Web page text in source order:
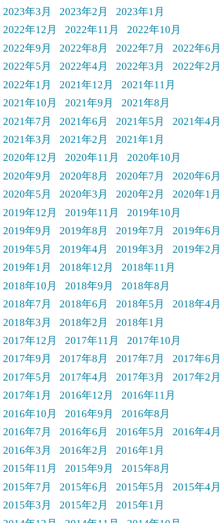
2023年3月
2023年2月
2023年1月
2022年12月
2022年11月
2022年10月
2022年9月
2022年8月 2022年7月
2022年6月
2022年5月
2022年4月 2022年3月
2022年2月
2022年1月
2021年12月
2021年11月
2021年10月
2021年9月
2021年8月
2021年7月
2021年6月 2021年5月
2021年4月
2021年3月
2021年2月
2021年1月
2020年12月
2020年11月
2020年10月
2020年9月
2020年8月 2020年7月
2020年6月
2020年5月
2020年3月 2020年2月
2020年1月
2019年12月
2019年11月
2019年10月
2019年9月
2019年8月 2019年7月
2019年6月
2019年5月
2019年4月 2019年3月
2019年2月
2019年1月
2018年12月
2018年11月
2018年10月
2018年9月
2018年8月
2018年7月
2018年6月 2018年5月
2018年4月
2018年3月
2018年2月
2018年1月
2017年12月
2017年11月
2017年10月
2017年9月
2017年8月 2017年7月
2017年6月
2017年5月
2017年4月 2017年3月
2017年2月
2017年1月
2016年12月
2016年11月
2016年10月
2016年9月
2016年8月
2016年7月
2016年6月 2016年5月
2016年4月
2016年3月
2016年2月
2016年1月
2015年11月
2015年9月
2015年8月
2015年7月
2015年6月 2015年5月
2015年4月
2015年3月
2015年2月
2015年1月